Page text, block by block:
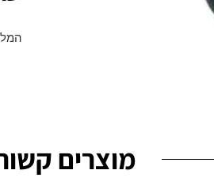
מוצרים